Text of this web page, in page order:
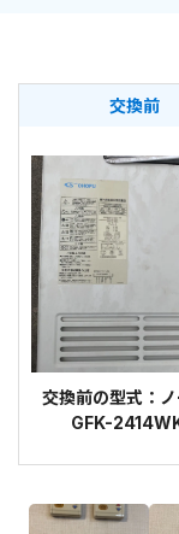
交換前
交換前の型式：
GFK-